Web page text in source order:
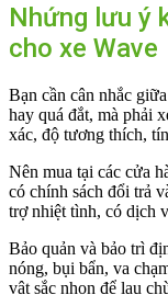
Nhứng lưu ý
cho xe Wave
Bạn cần cân nhắc
hay quá đắt, mà phải
xác, độ tương thích,
Nên mua tại các cửa
có chính sách đổi trả
trợ nhiệt tình, có dịch
Bảo quản và bảo trì
nóng, bụi bẩn, va
vật sắc nhọn để lau